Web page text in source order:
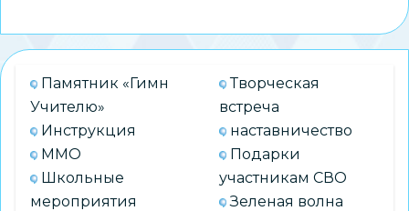
слет
юных
туристов-
«Урбо_ТУР_Нск»
Памятник «Гимн
Учителю»
Инструкция
ММО
Школьные
мероприятия
Творческая
встреча
наставничество
Подарки
участникам СВО
Зеленая волна